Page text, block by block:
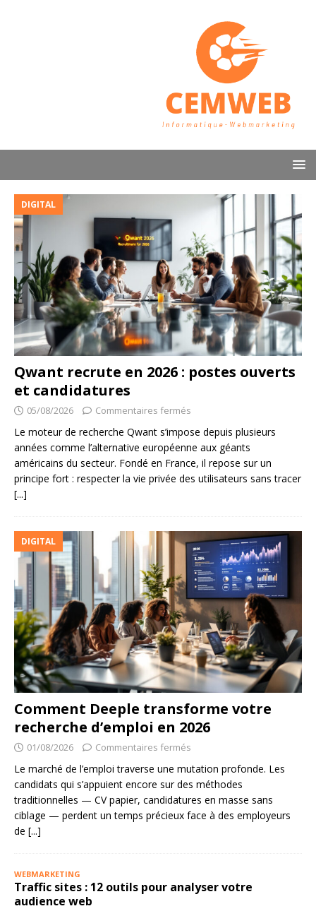
Qwant recrute en 2026 : postes ouverts
et candidatures
DIGITAL
05/08/2026 Commentaires fermés
Le moteur de recherche Qwant s’impose depuis plusieurs
années comme l’alternative européenne aux géants
américains du secteur. Fondé en France, il repose sur un
principe fort : respecter la vie privée des utilisateurs sans tracer
[...]
Comment Deeple transforme votre
recherche d’emploi en 2026
DIGITAL
01/08/2026 Commentaires fermés
Le marché de l’emploi traverse une mutation profonde. Les
candidats qui s’appuient encore sur des méthodes
traditionnelles — CV papier, candidatures en masse sans
ciblage — perdent un temps précieux face à des employeurs
de [...]
WEBMARKETING
Traffic sites : 12 outils pour analyser votre
audience web